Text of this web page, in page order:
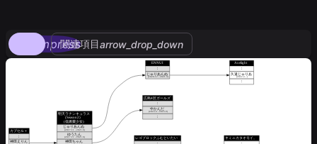
compress
関連項目arrow_drop_down